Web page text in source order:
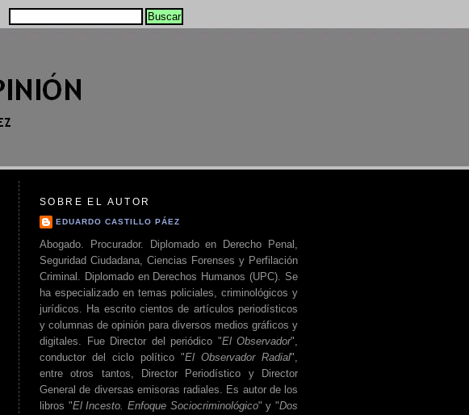
SOBRE EL AUTOR
EDUARDO CASTILLO PÁEZ
Abogado. Procurador. Diplomado en Derecho Penal,
Seguridad Ciudadana, Ciencias Forenses y Perfilación
Criminal. Diplomado en Derechos Humanos (UPC). Se
ha especializado en temas policiales, criminológicos y
jurídicos. Ha escrito cientos de artículos periodísticos
y columnas de opinión para diversos medios gráficos y
digitales. Fue Director del periódico "El Observador",
conductor del ciclo político "El Observador Radial",
entre otros tantos, Director Periodístico y Director
General de diversas emisoras radiales. Es autor de los
libros "El Incesto. Enfoque Sociocriminológico" y "Dos